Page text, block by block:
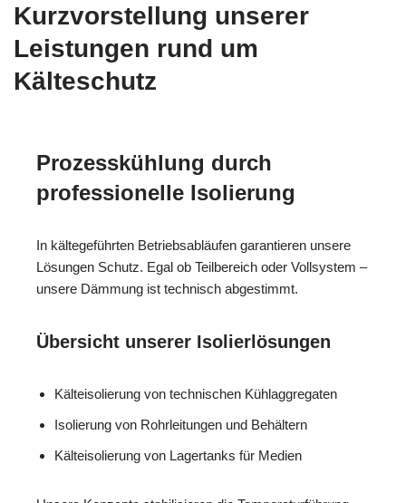
Kurzvorstellung unserer
Leistungen rund um
Kälteschutz
Prozesskühlung durch
professionelle Isolierung
In kältegeführten Betriebsabläufen garantieren unsere
Lösungen Schutz. Egal ob Teilbereich oder Vollsystem –
unsere Dämmung ist technisch abgestimmt.
Übersicht unserer Isolierlösungen
Kälteisolierung von technischen Kühlaggregaten
Isolierung von Rohrleitungen und Behältern
Kälteisolierung von Lagertanks für Medien